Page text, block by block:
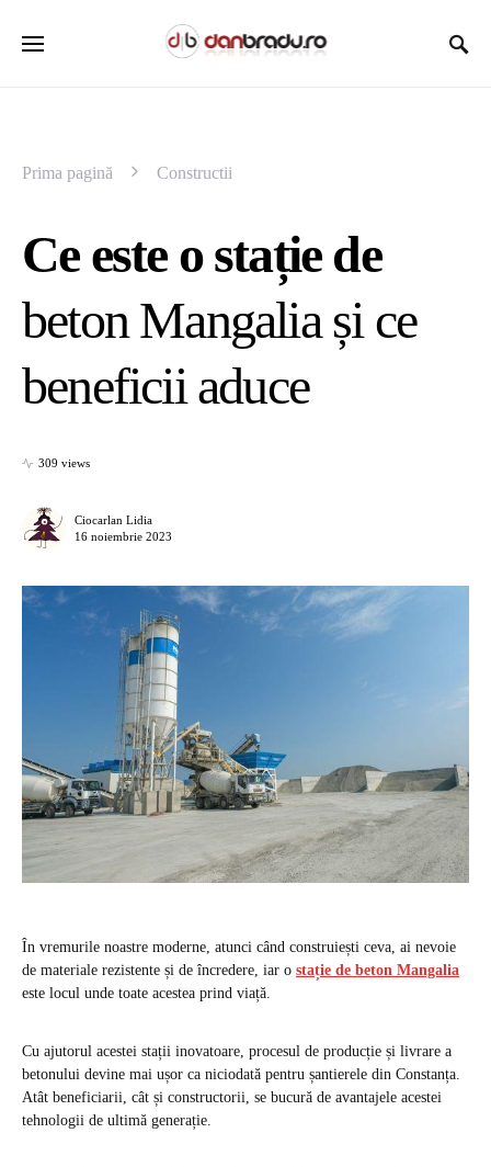
Prima pagină Constructii
Ce este o stație de
beton Mangalia și ce
beneficii aduce
309 views
Ciocarlan Lidia
16 noiembrie 2023
În vremurile noastre moderne, atunci când construiești ceva, ai nevoie
de materiale rezistente și de încredere, iar o stație de beton Mangalia
este locul unde toate acestea prind viață.
Cu ajutorul acestei stații inovatoare, procesul de producție și livrare a
betonului devine mai ușor ca niciodată pentru șantierele din Constanța.
Atât beneficiarii, cât și constructorii, se bucură de avantajele acestei
tehnologii de ultimă generație.